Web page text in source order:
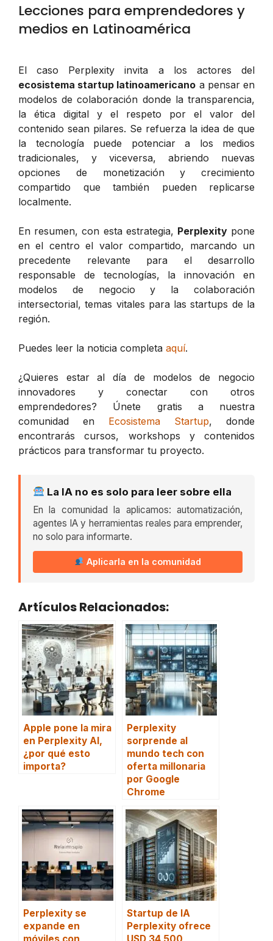
Lecciones para emprendedores y
medios en Latinoamérica
El caso Perplexity invita a los actores del
ecosistema startup latinoamericano a pensar en
modelos de colaboración donde la transparencia,
la ética digital y el respeto por el valor del
contenido sean pilares. Se refuerza la idea de que
la tecnología puede potenciar a los medios
tradicionales, y viceversa, abriendo nuevas
opciones de monetización y crecimiento
compartido que también pueden replicarse
localmente.
En resumen, con esta estrategia, Perplexitypone
en el centro el valor compartido, marcando un
precedente relevante para el desarrollo
responsable de tecnologías, la innovación en
modelos de negocio y la colaboración
intersectorial, temas vitales para las startups de la
región.
Puedes leer la noticia completa aquí.
¿Quieres estar al día de modelos de negocio
innovadores y conectar con otros
emprendedores? Únete gratis a nuestra
comunidad en Ecosistema Startup, donde
encontrarás cursos, workshops y contenidos
prácticos para transformar tu proyecto.
La IA no es solo para leer sobre ella
En la comunidad la aplicamos: automatización,
agentes IA y herramientas reales para emprender,
no solo para informarte.
Aplicarla en la comunidad
Artículos Relacionados:
Apple pone la mira
en Perplexity AI,
¿por qué esto
importa?
Perplexity
sorprende al
mundo tech con
oferta millonaria
por Google
Chrome
Perplexity se
expande en
Startup de IA
Perplexity ofrece